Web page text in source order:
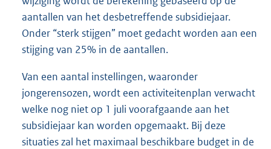
aantallen van het desbetreffende subsidiejaar.
Onder “sterk stijgen” moet gedacht worden aan een
stijging van 25% in de aantallen.
Van een aantal instellingen, waaronder
jongerensozen, wordt een activiteitenplan verwacht
welke nog niet op 1 juli voorafgaande aan het
subsidiejaar kan worden opgemaakt. Bij deze
situaties zal het maximaal beschikbare budget in de